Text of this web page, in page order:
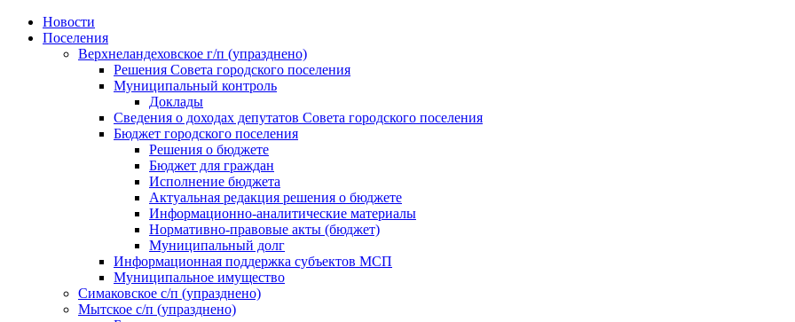
Skip
Новости
Поселения
Верхнеландеховское г/п (упразднено)
Решения Совета городского поселения
Муниципальный контроль
Доклады
Сведения о доходах депутатов Совета городского поселения
Бюджет городского поселения
Решения о бюджете
Бюджет для граждан
Исполнение бюджета
Актуальная редакция решения о бюджете
Информационно-аналитические материалы
Нормативно-правовые акты (бюджет)
Муниципальный долг
Информационная поддержка субъектов МСП
Муниципальное имущество
Симаковское с/п (упразднено)
Мытское с/п (упразднено)